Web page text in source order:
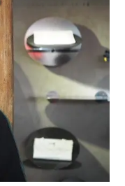
中部本部
近畿本部
四国本部
沖縄事務所
支援機関相談
関係機関のリンク集